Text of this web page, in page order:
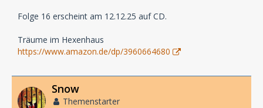
Folge 16 erscheint am 12.12.25 auf CD.
Träume im Hexenhaus
https://www.amazon.de/dp/3960664680
Snow
Themenstarter